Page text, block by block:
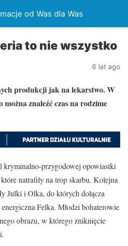
od Was dla Was
to nie wszystko
6 lat ago
produkcji jak na lekarstwo. W
można znaleźć czas na rodzime
kryminalno-przygodowej opowiastki
natrafiły na trop skarbu. Kolejna
Julki i Olka, do których dołącza
Felka. Młodzi bohaterowie
obrazu, w którego zniknięcie